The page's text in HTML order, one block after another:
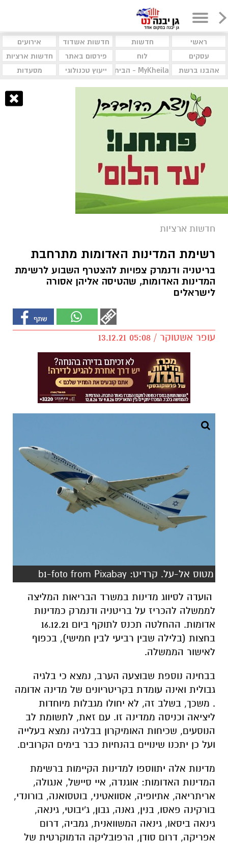
ראשי חדשות חדשות אשדוד
אירועים
עסקים
לוח פירסום באתר
חדשות ארציות
אהבנו ברשת
MyKheila - הבית לעסקים וקהילות ייעוץ טכנולוגי מסעדות
חדשות ארציות
רשימת המדינות האדומות מתרחבת
בריטניה ודנמרק צפויות להצטרף השבוע לרשימת
המדינות האדומות, שהטיסה אליהן אסורה
לישראלים
עופר אשטוקר / 05:08 13.12.21
מטוס אל-על. קרדיט: b1-foto from Pixabay
הועדה לסיווג מדינות במשרד הבריאות המליצה
לממשלה להכריז על בריטניה ודנמרק כמדינות
אדומות. ההחלטה תכנס לתוקף ביום 16.12.21
בחצות (בלילה שבין רביעי לבין חמישי), בכפוף
לאישור הממשלה.
בבחינה נוספת שבוצעה הערב, נמצא כי בלגיה
גבולית ואינה עומדת בקריטריונים של מדינה אדומה
. משכך, בשלב זה, לא יחולו מגבלות מיוחדות
ליציאה וכניסה ממדינה זו. עם זאת, לתשומת לב
הנוסעים, שכיחות האומיקרון בבלגיה נמצא בעלייה
ועל כן יתכנו שינויים בהנחיות כבר בימים הקרובים.
מדינות אלה יתווספו למדינות הקיימות ברשימת
המדינות האדומות: אוגנדה, איי סיישל, אנגולה,
אריתריאה, אתיופיה, אסוואטיני, בוטסואנה, בורונדי,
בורקינה פאסו, בנין, גאנה, גבון, ג'יבוטי, גינאה,
גינאה ביסאו, גינאה המשוואנית, גמביה, דרום
אפריקה, דרום סודן, הרפובליקה הדמוקרטית של